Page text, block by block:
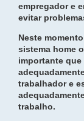
empregador e
evitar
Neste
sistema home
importante que
trabalhador e
trabalho.